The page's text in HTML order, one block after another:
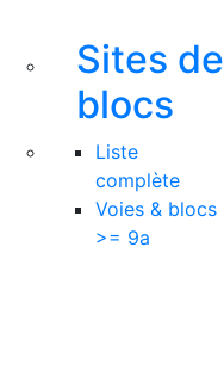
Sites de
blocs
Liste
complète
Voies & blocs
>= 9a